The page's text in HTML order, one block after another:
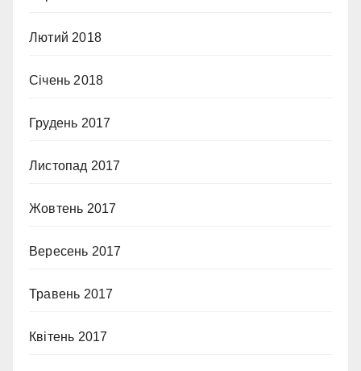
Лютий 2018
Січень 2018
Грудень 2017
Листопад 2017
Жовтень 2017
Вересень 2017
Травень 2017
Квітень 2017